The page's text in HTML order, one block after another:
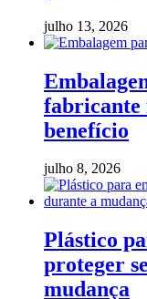
julho 13, 2026
fabricante
benefício
julho 8, 2026
Plástico
proteger
mudança